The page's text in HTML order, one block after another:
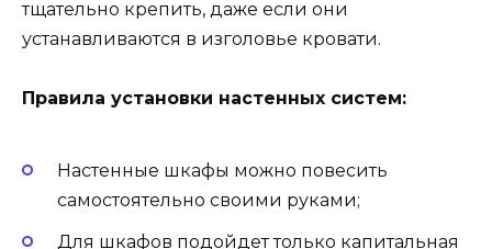
тщательно крепить, даже если они
устанавливаются в изголовье кровати.
Правила установки настенных систем:
Настенные шкафы можно повесить
самостоятельно своими руками;
Для шкафов подойдет только капитальная